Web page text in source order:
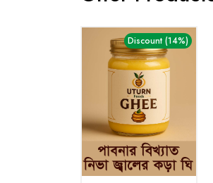
Discount (14%)